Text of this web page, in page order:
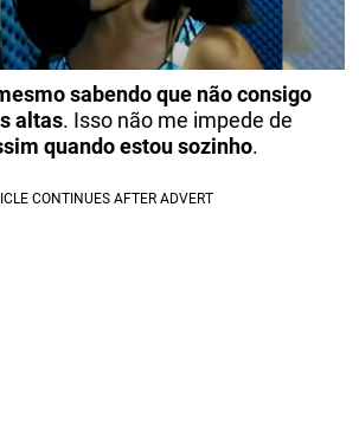
sabendo que não consigo
altas. Isso não me impede de
quando estou sozinho.